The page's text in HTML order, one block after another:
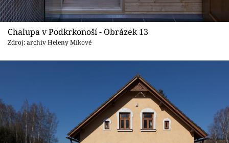
Chalupa v Podkrkonoší - Obrázek 13
Zdroj: archiv Heleny Míkové